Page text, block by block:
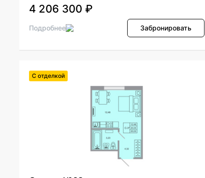
4 206 300 ₽
Подробнее Забронировать
С отделкой